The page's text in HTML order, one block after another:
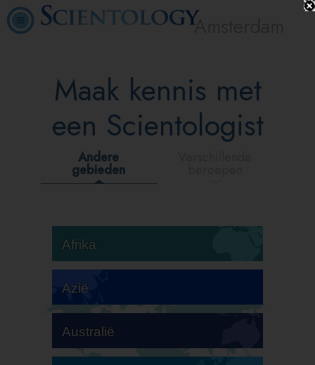
Amsterdam
Maak kennis met
een Scientologist
Andere
gebieden
Afrika
Azië
Australië